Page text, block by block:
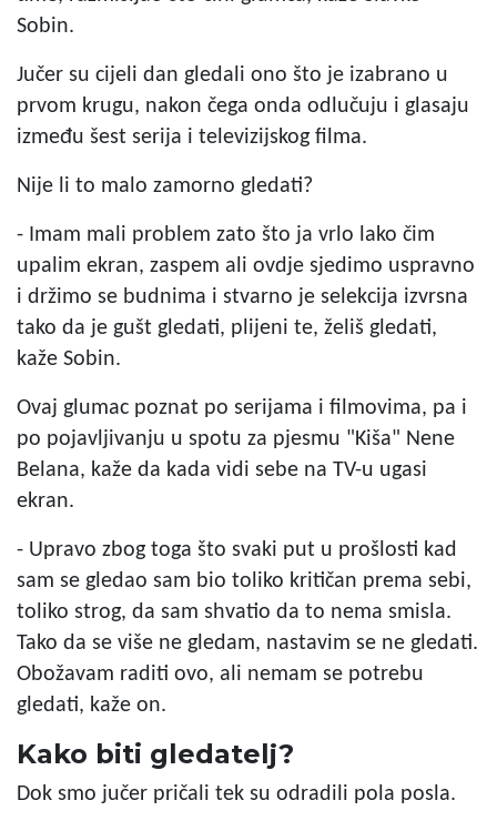
Sobin.
Jučer su cijeli dan gledali ono što je izabrano u
prvom krugu, nakon čega onda odlučuju i glasaju
između šest serija i televizijskog filma.
Nije li to malo zamorno gledati?
- Imam mali problem zato što ja vrlo lako čim
upalim ekran, zaspem ali ovdje sjedimo uspravno
i držimo se budnima i stvarno je selekcija izvrsna
tako da je gušt gledati, plijeni te, želiš gledati,
kaže Sobin.
Ovaj glumac poznat po serijama i filmovima, pa i
po pojavljivanju u spotu za pjesmu "Kiša" Nene
Belana, kaže da kada vidi sebe na TV-u ugasi
ekran.
- Upravo zbog toga što svaki put u prošlosti kad
sam se gledao sam bio toliko kritičan prema sebi,
toliko strog, da sam shvatio da to nema smisla.
Tako da se više ne gledam, nastavim se ne gledati.
Obožavam raditi ovo, ali nemam se potrebu
gledati, kaže on.
Kako biti gledatelj?
Dok smo jučer pričali tek su odradili pola posla.